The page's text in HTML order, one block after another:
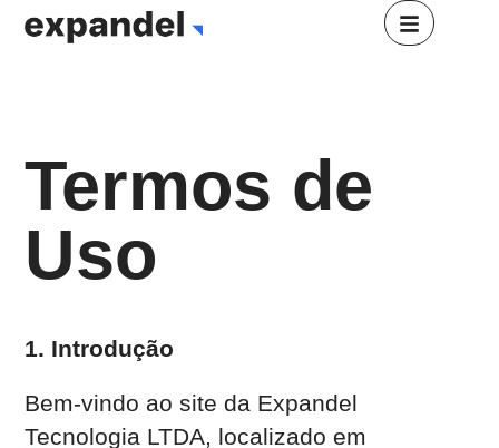
Termos de
Uso
1. Introdução
Bem-vindo ao site da Expandel
Tecnologia LTDA, localizado em